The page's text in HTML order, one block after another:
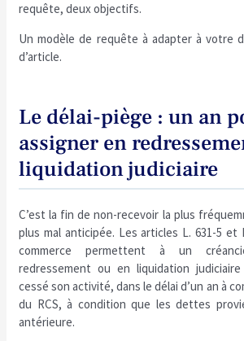
requête, deux objectifs.
Un modèle de requête à adapter à votre
d’article.
Le délai-piège : un an
assigner en
liquidation judiciaire
C’est la fin de non-recevoir la plus
plus mal anticipée. Les articles L. 631-5 et
commerce permettent à un
redressement ou en liquidation
cessé son activité, dans le délai d’un an à
du RCS, à condition que les dettes
antérieure.